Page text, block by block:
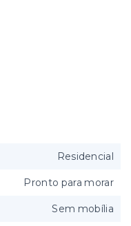
Residencial
Pronto para morar
Sem mobília